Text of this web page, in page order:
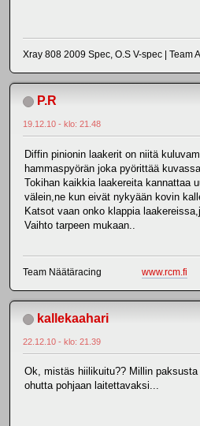
Xray 808 2009 Spec, O.S V-spec | Team
P.R
19.12.10 - klo: 21.48
Diffin pinionin laakerit on niitä
hammaspyörän joka pyörittää
Tokihan kaikkia laakereita kannattaa
välein,ne kun eivät nykyään kovin
Katsot vaan onko klappia
Vaihto tarpeen mukaan..
Team Näätäracing www.rcm.fi
kallekaahari
22.12.10 - klo: 21.39
Ok, mistäs hiilikuitu?? Millin
ohutta pohjaan laitettavaksi...